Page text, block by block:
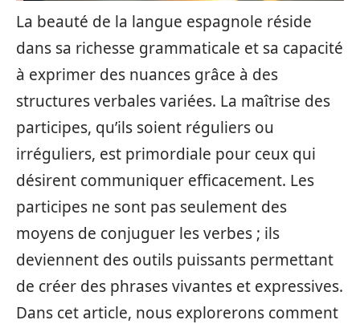
La beauté de la langue espagnole réside
dans sa richesse grammaticale et sa capacité
à exprimer des nuances grâce à des
structures verbales variées. La maîtrise des
participes, qu’ils soient réguliers ou
irréguliers, est primordiale pour ceux qui
désirent communiquer efficacement. Les
participes ne sont pas seulement des
moyens de conjuguer les verbes ; ils
deviennent des outils puissants permettant
de créer des phrases vivantes et expressives.
Dans cet article, nous explorerons comment